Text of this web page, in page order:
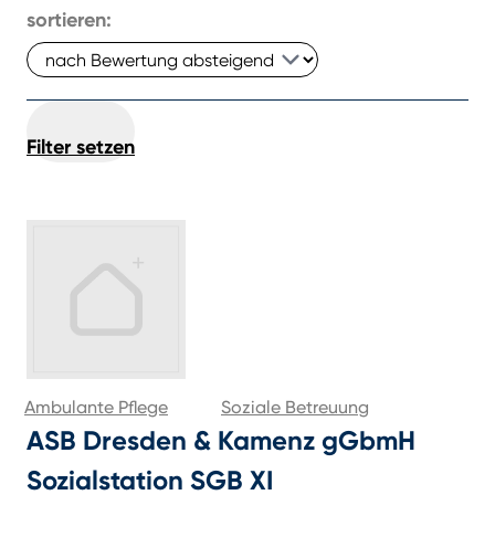
sortieren:
Filter setzen
Ambulante Pflege Soziale Betreuung
ASB Dresden & Kamenz gGbmH
Sozialstation SGB XI